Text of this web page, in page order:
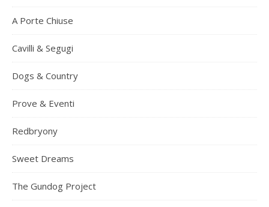
A Porte Chiuse
Cavilli & Segugi
Dogs & Country
Prove & Eventi
Redbryony
Sweet Dreams
The Gundog Project